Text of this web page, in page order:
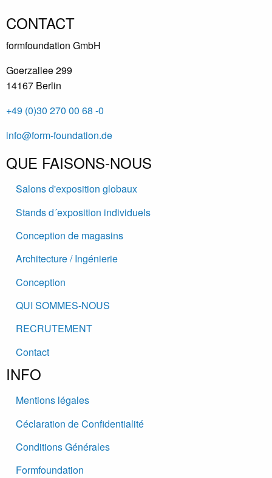
CONTACT
formfoundation GmbH
Goerzallee 299
14167 Berlin
+49 (0)30 270 00 68 -0
info@form-foundation.de
QUE FAISONS-NOUS
Salons d'exposition globaux
Stands d´exposition individuels
Conception de magasins
Architecture / Ingénierie
Conception
QUI SOMMES-NOUS
RECRUTEMENT
Contact
INFO
Mentions légales
Céclaration de Confidentialité
Conditions Générales
Formfoundation